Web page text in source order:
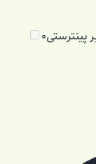
پینترستی۰